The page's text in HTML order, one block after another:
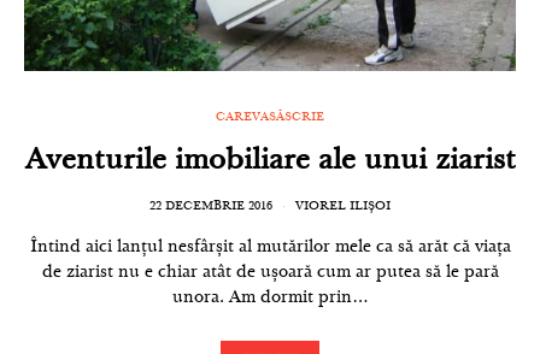
CAREVASĂSCRIE
Aventurile imobiliare ale unui ziarist
22 DECEMBRIE 2016 VIOREL ILIȘOI
Întind aici lanțul nesfârșit al mutărilor mele ca să arăt că viața
de ziarist nu e chiar atât de ușoară cum ar putea să le pară
unora. Am dormit prin…